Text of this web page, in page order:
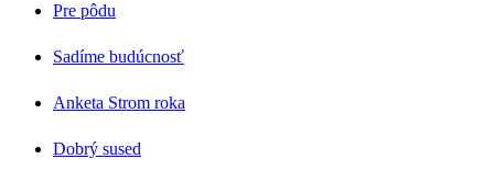
Pre pôdu
Sadíme budúcnosť
Anketa Strom roka
Dobrý sused